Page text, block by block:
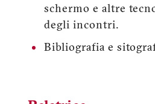
schermo e altre
degli incontri.
Bibliografia e